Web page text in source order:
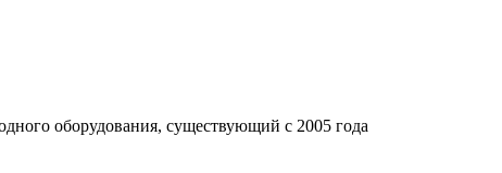
оборудования, существующий с 2005 года